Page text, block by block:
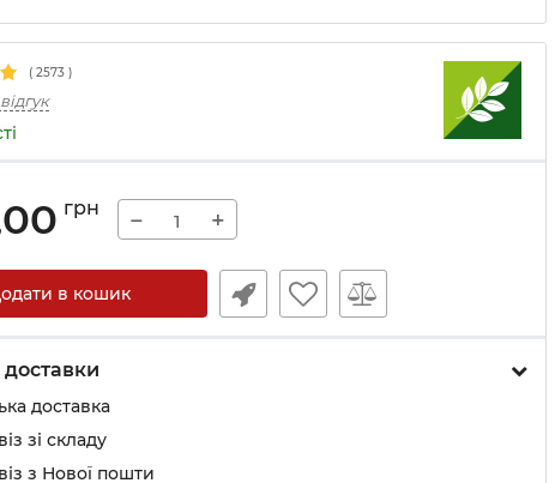
( 2573 )
грн − +
в кошик
доставка
зі складу
з Нової пошти